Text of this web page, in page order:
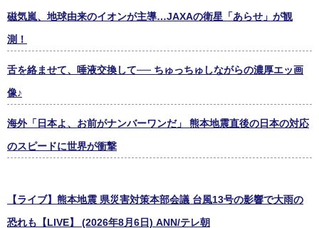
磁気嵐、地球由来のイオンが主導…JAXAの衛星「あらせ」が観
測！
舌を絡ませて、唾液交換して── ちゅっちゅしながらの濃厚エッ画
像♪
海外「日本よ、お前がナンバーワンだ」 熊本地震直後の日本の対応
のスピードに世界が衝撃
【ライブ】熊本地震 県災害対策本部会議 台風13号の影響で大雨の
恐れも【LIVE】 (2026年8月6日) ANN/テレ朝